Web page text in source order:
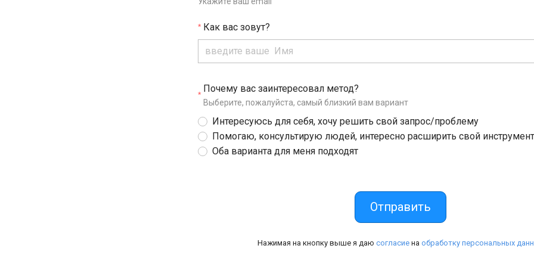
Как вас зовут?
Почему вас заинтересовал метод?
Выберите, пожалуйста, самый близкий вам вариант
Интересуюсь для себя, хочу решить свой запрос/проблему
Помогаю, консультирую людей, интересно расширить свой
Оба варианта для меня подходят
Отправить
Нажимая на кнопку выше я даю согласие на обработку персональных